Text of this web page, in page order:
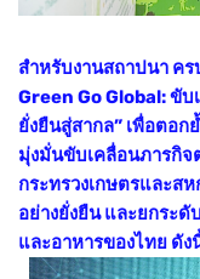
สำหรับงานสถาปนา ค
Green Go Global: ขับ
ยั่งยืนสู่สากล” เพื่อตอก
มุ่งมั่นขับเคลื่อนภารกิจ
กระทรวงเกษตรและส
อย่างยั่งยืน และยกระ
และอาหารของไทย ดัง